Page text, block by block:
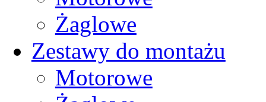
Żaglowe
Zestawy do montażu
Motorowe